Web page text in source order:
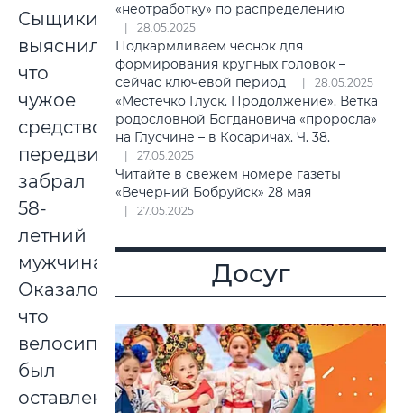
Сыщики
выяснили,
что
чужое
средство
передвижения
забрал
58-
летний
мужчина.
Оказалось,
что
велосипед
был
оставлен
«неотработку» по распределению
28.05.2025
Подкармливаем чеснок для
формирования крупных головок –
сейчас ключевой период
28.05.2025
«Местечко Глуск. Продолжение». Ветка
родословной Богдановича «проросла»
на Глусчине – в Косаричах. Ч. 38.
27.05.2025
Читайте в свежем номере газеты
«Вечерний Бобруйск» 28 мая
27.05.2025
Досуг